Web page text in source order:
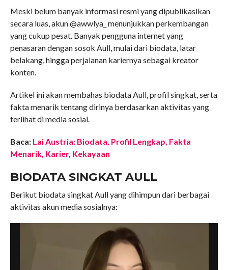
Meski belum banyak informasi resmi yang dipublikasikan
secara luas, akun @awwlya_ menunjukkan perkembangan
yang cukup pesat. Banyak pengguna internet yang
penasaran dengan sosok Aull, mulai dari biodata, latar
belakang, hingga perjalanan kariernya sebagai kreator
konten.
Artikel ini akan membahas biodata Aull, profil singkat, serta
fakta menarik tentang dirinya berdasarkan aktivitas yang
terlihat di media sosial.
Baca: Lai Austria: Biodata, Profil Lengkap, Fakta
Menarik, Karier, Kekayaan
BIODATA SINGKAT AULL
Berikut biodata singkat Aull yang dihimpun dari berbagai
aktivitas akun media sosialnya: